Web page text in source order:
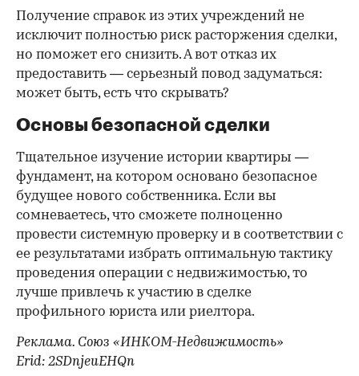
Получение справок из этих учреждений не
исключит полностью риск расторжения сделки,
но поможет его снизить. А вот отказ их
предоставить — серьезный повод задуматься:
может быть, есть что скрывать?
Основы безопасной сделки
Тщательное изучение истории квартиры —
фундамент, на котором основано безопасное
будущее нового собственника. Если вы
сомневаетесь, что сможете полноценно
провести системную проверку и в соответствии с
ее результатами избрать оптимальную тактику
проведения операции с недвижимостью, то
лучше привлечь к участию в сделке
профильного юриста или риелтора.
Реклама. Союз «ИНКОМ-Недвижимость»
Erid: 2SDnjeuEHQn